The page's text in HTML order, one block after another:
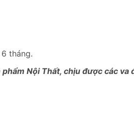
tháng.
Nội Thất, chịu được các